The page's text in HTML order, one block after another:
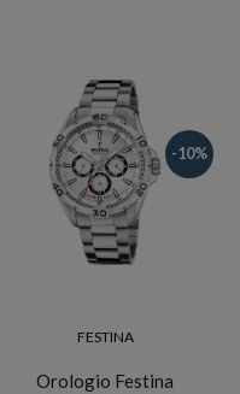
-10%
FESTINA
Orologio Festina